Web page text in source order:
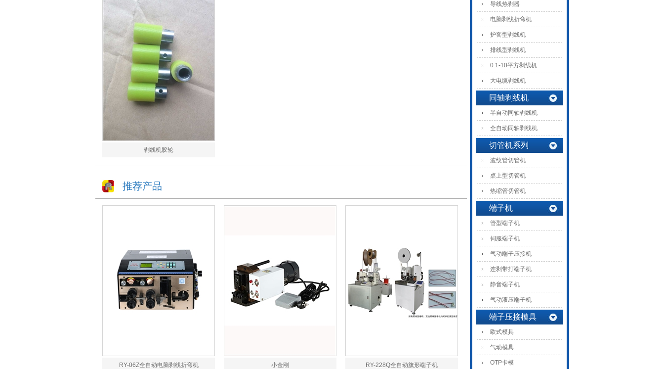
剥线机胶轮
推荐产品
RY-06Z全自动电脑剥线折弯机 小金刚 RY-228Q全自动旗形端子机
导线热剥器
电脑剥线折弯机
护套型剥线机
排线型剥线机
0.1-10平方剥线机
大电缆剥线机
同轴剥线机
半自动同轴剥线机
全自动同轴剥线机
切管机系列
波纹管切管机
桌上型切管机
热缩管切管机
端子机
管型端子机
伺服端子机
气动端子压接机
连剥带打端子机
静音端子机
气动液压端子机
端子压接模具
欧式模具
气动模具
OTP卡模